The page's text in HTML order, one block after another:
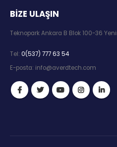
BIZE ULAŞIN
Teknopark Ankara B Blok 100-36
Tel: 0(537) 777 63 54
E-posta: info@averdtech.com